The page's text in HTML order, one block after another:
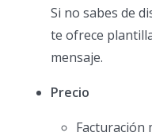
Si no sabes de
te ofrece
mensaje.
Precio
Facturación